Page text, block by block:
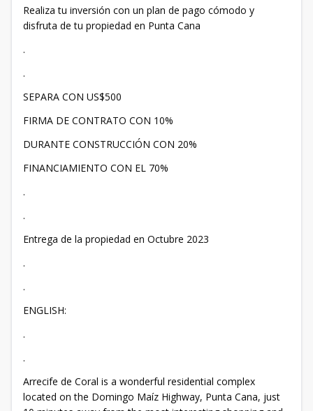
Realiza tu inversión con un plan de pago cómodo y
disfruta de tu propiedad en Punta Cana
.
.
SEPARA CON US$500
FIRMA DE CONTRATO CON 10%
DURANTE CONSTRUCCIÓN CON 20%
FINANCIAMIENTO CON EL 70%
.
.
Entrega de la propiedad en Octubre 2023
.
.
ENGLISH:
.
.
Arrecife de Coral is a wonderful residential complex
located on the Domingo Maíz Highway, Punta Cana, just